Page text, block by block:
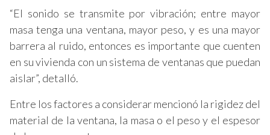
“El sonido se transmite por vibración; entre mayor
masa tenga una ventana, mayor peso, y es una mayor
barrera al ruido, entonces es importante que cuenten
en su vivienda con un sistema de ventanas que puedan
aislar”, detalló.
Entre los factores a considerar mencionó la rigidez del
material de la ventana, la masa o el peso y el espesor